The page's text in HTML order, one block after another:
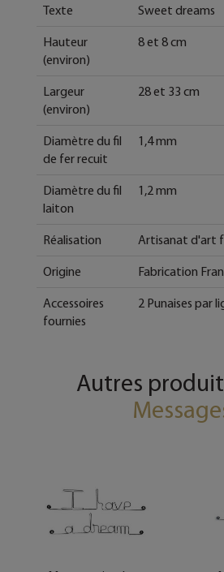
Texte Sweet dreams
Hauteur
(environ)
8 et 8 cm
Largeur
(environ)
28 et 33 cm
Diamètre du fil
de fer recuit
1,4 mm
Diamètre du fil
laiton
1,2 mm
Réalisation Artisanat d'art
Origine Fabrication
Accessoires
fournies
2 Punaises par
Autres